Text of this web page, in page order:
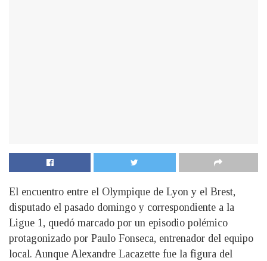
El encuentro entre el Olympique de Lyon y el Brest,
disputado el pasado domingo y correspondiente a la
Ligue 1, quedó marcado por un episodio polémico
protagonizado por Paulo Fonseca, entrenador del equipo
local. Aunque Alexandre Lacazette fue la figura del